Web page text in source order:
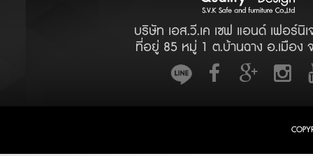
บริษัท เอส.วี.เค เซฟ แอนด์ เฟอร์นิ
ที่อยู่ 85 หมู่ 1 ต.บ้านฉาง อ.เมือง